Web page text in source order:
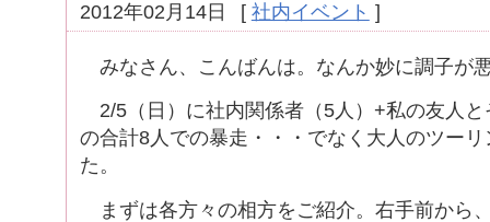
2012年02月14日 [ 社内イベント ]
みなさん、こんばんは。なんか妙に調子が
2/5（日）に社内関係者（5人）+私の友人と
の合計8人での暴走・・・でなく大人のツー
た。
まずは各方々の相方をご紹介。右手前から